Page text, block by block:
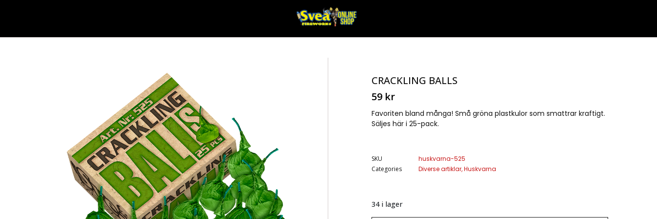
CRACKLING BALLS
59 kr
Favoriten bland många! Små gröna plastkulor som smattrar kraftigt.
Säljes här i 25-pack.
SKU
huskvarna-525
Categories
Diverse artiklar,Huskvarna
34 i lager